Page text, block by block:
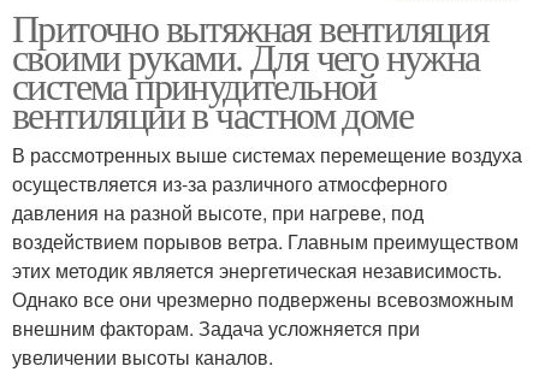
вентиляция
вентиляция
Вентиляция для
квартиры
Приточно вытяжная вентиляция
своими руками. Для чего нужна
система принудительной
вентиляции в частном доме
В рассмотренных выше системах перемещение воздуха
осуществляется из-за различного атмосферного
давления на разной высоте, при нагреве, под
воздействием порывов ветра. Главным преимуществом
этих методик является энергетическая независимость.
Однако все они чрезмерно подвержены всевозможным
внешним факторам. Задача усложняется при
увеличении высоты каналов.